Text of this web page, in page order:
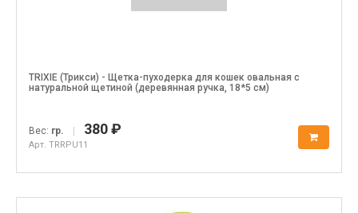
TRIXIE (Трикси) - Щетка-пуходерка для кошек овальная с
натуральной щетиной (деревянная ручка, 18*5 см)
Вес: гр. | 380 ₽
Арт. TRRPU11